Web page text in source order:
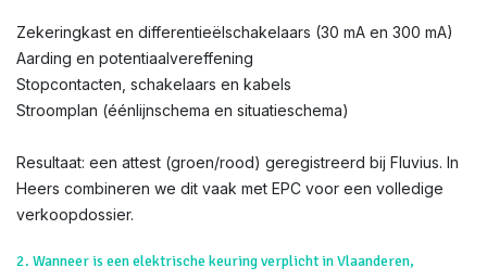
Zekeringkast en differentieëlschakelaars (30 mA en 300 mA)
Aarding en potentiaalvereffening
Stopcontacten, schakelaars en kabels
Stroomplan (éénlijnschema en situatieschema)
Resultaat: een attest (groen/rood) geregistreerd bij Fluvius. In
Heers combineren we dit vaak met EPC voor een volledige
verkoopdossier.
2. Wanneer is een elektrische keuring verplicht in Vlaanderen,